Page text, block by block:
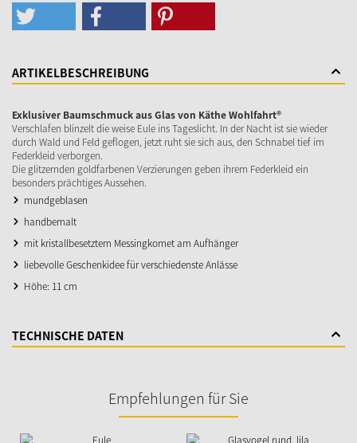
ARTIKELBESCHREIBUNG
Exklusiver Baumschmuck aus Glas von Käthe Wohlfahrt®
Verschlafen blinzelt die weise Eule ins Tageslicht. In der Nacht ist sie wieder
durch Wald und Feld geflogen, jetzt ruht sie sich aus, den Schnabel tief im
Federkleid verborgen.
Die glitzernden goldfarbenen Verzierungen geben ihrem Federkleid ein
besonders prächtiges Aussehen.
mundgeblasen
handbemalt
mit kristallbesetztem Messingkomet am Aufhänger
liebevolle Geschenkidee für verschiedenste Anlässe
Höhe: 11 cm
TECHNISCHE DATEN
Empfehlungen für Sie